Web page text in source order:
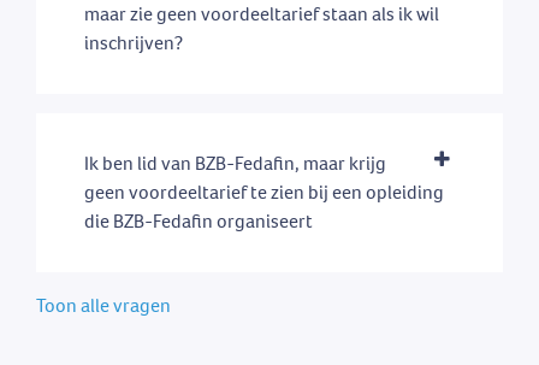
maar zie geen voordeeltarief staan als ik wil
inschrijven?
Ik ben lid van BZB-Fedafin, maar krijg
geen voordeeltarief te zien bij een opleiding
die BZB-Fedafin organiseert
Toon alle vragen